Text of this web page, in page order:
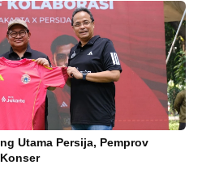
Utama Persija, Pemprov